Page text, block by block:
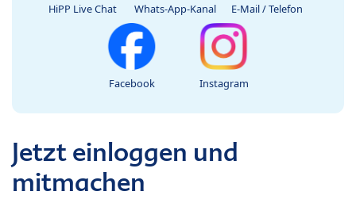
HiPP Live Chat Whats-App-Kanal E-Mail / Telefon
Facebook Instagram
Jetzt einloggen und
mitmachen